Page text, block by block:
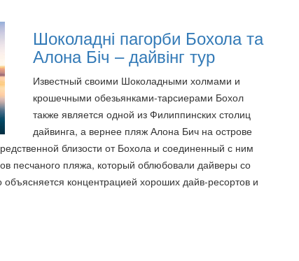
Шоколадні пагорби Бохола та
Алона Біч – дайвінг тур
Известный своими Шоколадными холмами и
крошечными обезьянками-тарсиерами Бохол
также является одной из Филиппинских столиц
дайвинга, а вернее пляж Алона Бич на острове
близости от Бохола и соединенный с ним
песчаного пляжа, который облюбовали дайверы со
концентрацией хороших дайв-ресортов и